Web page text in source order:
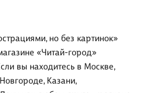
но без картинок»
«Читай-город»
вы находитесь в Москве,
Казани,